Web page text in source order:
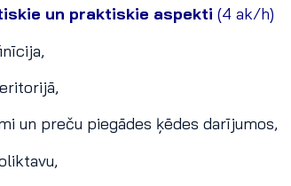
un praktiskie aspekti (4 ak/h)
un preču piegādes ķēdes darījumos,